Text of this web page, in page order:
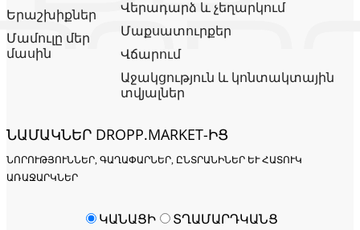
Երաշխիքներ
Մամուլը մեր
մասին
Վերադարձ և չեղարկում
Մաքսատուրքեր
Վճարում
Աջակցություն և կոնտակտային
տվյալներ
ՆԱՄԱԿՆԵՐ DROPP.MARKET-ԻՑ
ՆՈՐՈՒԹՅՈՒՆՆԵՐ, ԳԱՂԱՓԱՐՆԵՐ, ԸՆՏՐԱՆԻՆԵՐ ԵՒ ՀԱՏՈՒԿ Ա
ՌԱՋԱՐԿՆԵՐ
ԿԱՆԱՑԻ ՏՂԱՄԱՐԴԿԱՆՑ